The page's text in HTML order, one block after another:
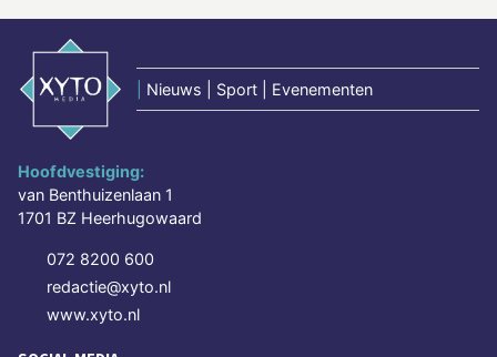
Nieuws | Sport | Evenementen
Hoofdvestiging:
van Benthuizenlaan 1
1701 BZ Heerhugowaard
072 8200 600
redactie@xyto.nl
www.xyto.nl